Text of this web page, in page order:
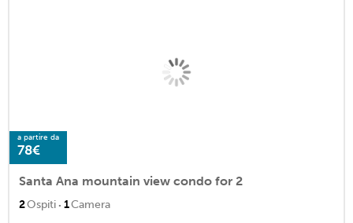
a partire da
78€
Santa Ana mountain view condo for 2
2Ospiti · 1Camera